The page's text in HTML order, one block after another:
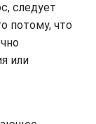
следует
потому, что
или